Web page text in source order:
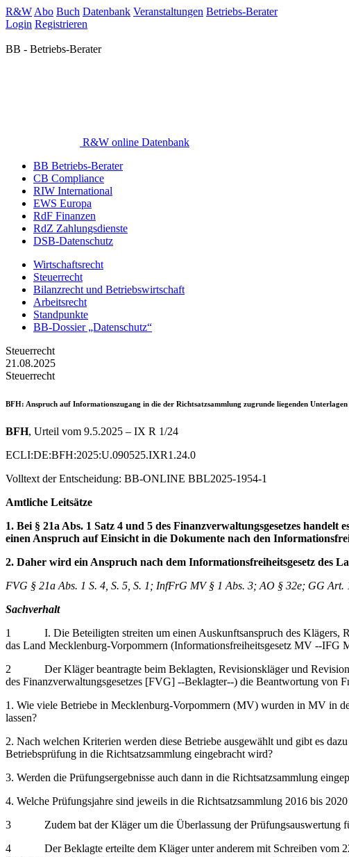
R&W Abo Buch Datenbank Veranstaltungen Betriebs-Berater
Login Registrieren
BB - Betriebs-Berater
R&W online Datenbank
BB Betriebs-Berater
CB Compliance
RIW International
EWS Europa
RdF Finanzen
RdZ Zahlungsdienste
DSB-Datenschutz
Wirtschaftsrecht
Steuerrecht
Bilanzrecht und Betriebswirtschaft
Arbeitsrecht
Standpunkte
BB-Dossier „Datenschutz“
Steuerrecht
21.08.2025
Steuerrecht
BFH: Anspruch auf Informationszugang in die der Richtsatzsammlung zugrunde liegenden Unterlagen
BFH, Urteil vom 9.5.2025 – IX R 1/24
ECLI:DE:BFH:2025:U.090525.IXR1.24.0
Volltext der Entscheidung: BB-ONLINE BBL2025-1954-1
Amtliche Leitsätze
1. Bei § 21a Abs. 1 Satz 4 und 5 des Finanzverwaltungsgesetzes
einen Anspruch auf Einsicht in die Dokumente nach den
2. Daher wird ein Anspruch nach dem Informationsfreiheitsgesetz des
FVG § 21a Abs. 1 S. 4, S. 5, S. 1; InfFrG MV § 1 Abs. 3; AO § 32e; GG
Sachverhalt
1 I. Die Beteiligten streiten um einen Auskunftsanspruch des Klägers,
das Land Mecklenburg-Vorpommern (Informationsfreiheitsgesetz MV
2 Der Kläger beantragte beim Beklagten, Revisionskläger und
des Finanzverwaltungsgesetzes [FVG] ‑‑Beklagter‑‑) die Beantwortung
1. Wie viele Betriebe in Mecklenburg-Vorpommern (MV) wurden in MV in
lassen?
2. Nach welchen Kriterien werden diese Betriebe ausgewählt und gibt es
Betriebsprüfung in die Richtsatzsammlung eingebracht wird?
3. Werden die Prüfungsergebnisse auch dann in die Richtsatzsammlung
4. Welche Prüfungsjahre sind jeweils in die Richtsatzsammlung 2016 bis
3 Zudem bat der Kläger um die Überlassung der Prüfungsauswertung
4 Der Beklagte erteilte dem Kläger unter anderem mit Schreiben vom